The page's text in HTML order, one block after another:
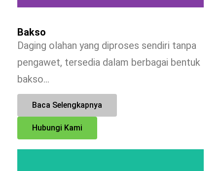
Bakso
Daging olahan yang diproses sendiri tanpa
pengawet, tersedia dalam berbagai bentuk
bakso…
Baca Selengkapnya
Hubungi Kami